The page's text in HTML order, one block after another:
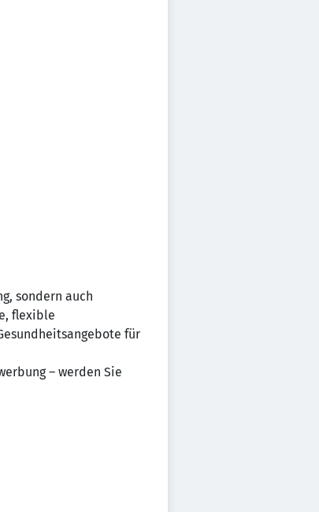
sondern auch
flexible
für
– werden Sie